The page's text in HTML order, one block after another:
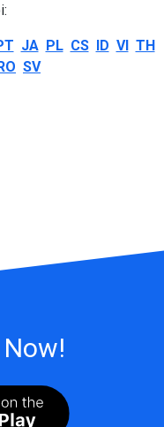
JA PL CS ID VI TH
SV